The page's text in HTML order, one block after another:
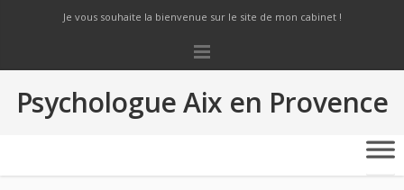
Je vous souhaite la bienvenue sur le site de mon cabinet !
Psychologue Aix en Provence